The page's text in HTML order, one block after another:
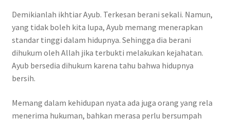
Demikianlah ikhtiar Ayub. Terkesan berani sekali. Namun,
yang tidak boleh kita lupa, Ayub memang menerapkan
standar tinggi dalam hidupnya. Sehingga dia berani
dihukum oleh Allah jika terbukti melakukan kejahatan.
Ayub bersedia dihukum karena tahu bahwa hidupnya
bersih.
Memang dalam kehidupan nyata ada juga orang yang rela
menerima hukuman, bahkan merasa perlu bersumpah